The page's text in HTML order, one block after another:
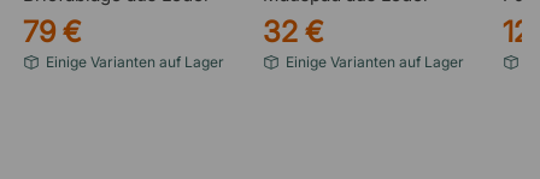
79 €
Einige Varianten auf Lager
32 €
Einige Varianten auf Lager